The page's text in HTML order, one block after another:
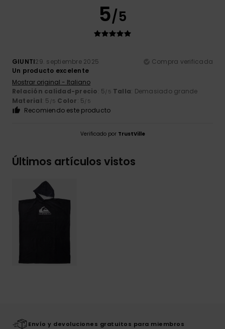
5/5
GIUNTI29. septiembre 2025
Compra verificada
Un producto excelente
Mostrar original - Italiano
Relación calidad-precio: 5/5 Talla: Demasiado grande
Material: 5 /5 Color: 5/5
Recomiendo este producto
Verificado por TrustVille
Últimos artículos vistos
Envío y devoluciones gratuitos para miembros